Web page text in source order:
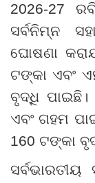
2026-27
ସର୍ବନିମ୍ନ
ଘୋଷଣା
ଟଙ୍କା ଏବଂ
ବୃଦ୍ଧି
ଏବଂ ଗହମ
160 ଟଙ୍କା